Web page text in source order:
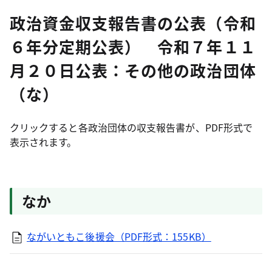
政治資金収支報告書の公表（令和
６年分定期公表） 令和７年１１
月２０日公表：その他の政治団体
（な）
クリックすると各政治団体の収支報告書が、PDF形式で
表示されます。
なか
ながいともこ後援会（PDF形式：155KB）